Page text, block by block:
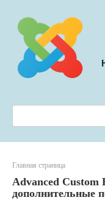
контенту
Главная страница
Advanced Custom
дополнительные